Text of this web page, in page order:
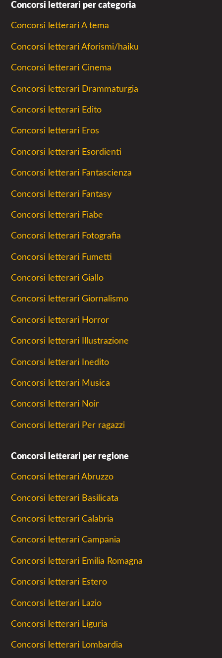
Concorsi letterari per categoria
Concorsi letterari A tema
Concorsi letterari Aforismi/haiku
Concorsi letterari Cinema
Concorsi letterari Drammaturgia
Concorsi letterari Edito
Concorsi letterari Eros
Concorsi letterari Esordienti
Concorsi letterari Fantascienza
Concorsi letterari Fantasy
Concorsi letterari Fiabe
Concorsi letterari Fotografia
Concorsi letterari Fumetti
Concorsi letterari Giallo
Concorsi letterari Giornalismo
Concorsi letterari Horror
Concorsi letterari Illustrazione
Concorsi letterari Inedito
Concorsi letterari Musica
Concorsi letterari Noir
Concorsi letterari Per ragazzi
Concorsi letterari per regione
Concorsi letterari Abruzzo
Concorsi letterari Basilicata
Concorsi letterari Calabria
Concorsi letterari Campania
Concorsi letterari Emilia Romagna
Concorsi letterari Estero
Concorsi letterari Lazio
Concorsi letterari Liguria
Concorsi letterari Lombardia